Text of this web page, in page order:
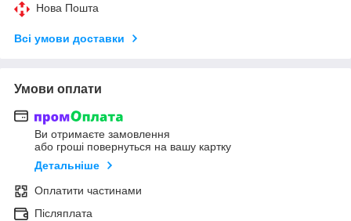
Нова Пошта
Всі умови доставки
Умови оплати
Ви отримаєте замовлення
або гроші повернуться на вашу картку
Детальніше
Оплатити частинами
Післяплата